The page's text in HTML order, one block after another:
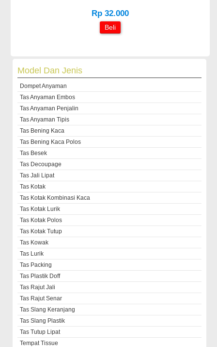
Rp 32.000
Beli
Model Dan Jenis
Dompet Anyaman
Tas Anyaman Embos
Tas Anyaman Penjalin
Tas Anyaman Tipis
Tas Bening Kaca
Tas Bening Kaca Polos
Tas Besek
Tas Decoupage
Tas Jali Lipat
Tas Kotak
Tas Kotak Kombinasi Kaca
Tas Kotak Lurik
Tas Kotak Polos
Tas Kotak Tutup
Tas Kowak
Tas Lurik
Tas Packing
Tas Plastik Doff
Tas Rajut Jali
Tas Rajut Senar
Tas Slang Keranjang
Tas Slang Plastik
Tas Tutup Lipat
Tempat Tissue